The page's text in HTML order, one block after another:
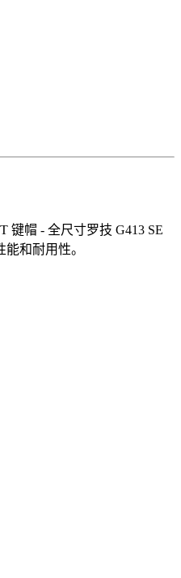
键帽 - 全尺寸罗技 G413 SE
和耐用性。